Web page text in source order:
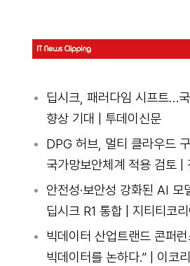
딥시크, 패러다임 시프트…
향상 기대 | 투데이신문
DPG 허브, 멀티 클라우드
국가망보안체계 적용 검토 |
안전성·보안성 강화된 AI 모
딥시크 R1 통합 | 지티티코
빅데이터 산업트랜드 콘퍼
빅데이터를 논하다.” | 이코